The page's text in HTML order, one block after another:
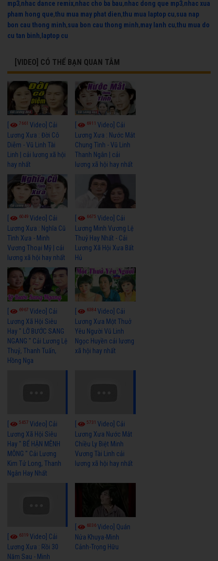
mp3,nhac dance remix,nhac cho ba bau,nhac dong que mp3,nhac xua
pham hong que,thu mua may phat dien,thu mua laptop cu,sua nap
bon cau thong minh,sua bon cau thong minh,may lanh cu,thu mua do
cu tan binh, laptop cu
[VIDEO] CÓ THỂ BẠN QUAN TÂM
7661 Video] Cải
Lương Xưa : Đời Cô
Diễm - Vũ Linh Tài
Linh | cải lương xã hội
hay nhất
6911Video] Cải
Lương Xưa : Nước Mắt
Chung Tình - Vũ Linh
Thanh Ngân | cải
lương xã hội hay nhất
6049 Video] Cải
Lương Xưa : Nghĩa Cũ
Tình Xưa - Minh
Vương Thoại Mỹ | cải
lương xã hội hay nhất
6675Video] Cải
Lương Minh Vương Lệ
Thuỷ Hay Nhất - Cải
Lương Xã Hội Xưa Bất
Hủ
6967 Video] Cải
Lương Xã Hội Siêu
Hay " LỠ BƯỚC SANG
NGANG " Cải Lương Lệ
Thuỷ, Thanh Tuấn,
Hồng Nga
6384Video] Cải
Lương Xưa Một Thuở
Yêu Người Vũ Linh
Ngọc Huyền cải lương
xã hội hay nhất
5457 Video] Cải
Lương Xã Hội Siêu
Hay " BỂ HẬN MÊNH
MÔNG " Cải Lương
Kim Tử Long, Thanh
Ngân Hay Nhất
5731Video] Cải
Lương Xưa Nước Mắt
Chiều Ly Biệt Minh
Vương Tài Linh cải
lương xã hội hay nhất
6319 Video] Cải
Lương Xưa : Rồi 30
Năm Sau - Minh
6036Video] Quán
Nửa Khuya-Minh
Cảnh-Trọng Hữu